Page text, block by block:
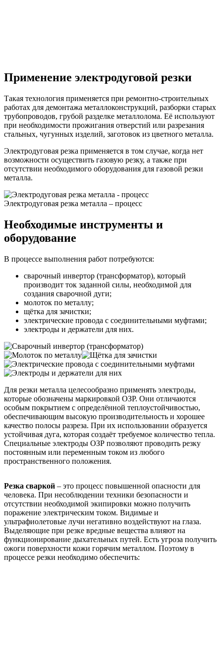
Применение электродуговой резки
Такая технология применяется при ремонтно-строительных
работах для демонтажа металлоконструкций, разборки старых
трубопроводов, грубой разделке металлолома. Её используют
при необходимости прожигания отверстий или разрезания
стальных, чугунных изделий, заготовок из цветного металла.
Электродуговая резка применяется в том случае, когда нет
возможности осуществить газовую резку, а также при
отсутствии необходимого оборудования для газовой резки
металла.
Электродуговая резка металла – процесс
Необходимые инструменты и
оборудование
В процессе выполнения работ потребуются:
сварочный инвертор (трансформатор), который
производит ток заданной силы, необходимой для
создания сварочной дуги;
молоток по металлу;
щётка для зачистки;
электрические провода с соединительными муфтами;
электроды и держатели для них.
Для резки металла целесообразно применять электроды,
которые обозначены маркировкой ОЗР. Они отличаются
особым покрытием с определённой теплоустойчивостью,
обеспечивающим высокую производительность и хорошее
качество полосы разреза. При их использовании образуется
устойчивая дуга, которая создаёт требуемое количество тепла.
Специальные электроды ОЗР позволяют проводить резку
постоянным или переменным током из любого
пространственного положения.
Резка сваркой – это процесс повышенной опасности для
человека. При несоблюдении техники безопасности и
отсутствии необходимой экипировки можно получить
поражение электрическим током. Видимые и
ультрафиолетовые лучи негативно воздействуют на глаза.
Выделяющие при резке вредные вещества влияют на
функционирование дыхательных путей. Есть угроза получить
ожоги поверхности кожи горячим металлом. Поэтому в
процессе резки необходимо обеспечить: